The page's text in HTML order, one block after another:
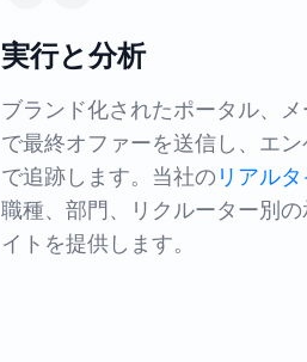
実行と分析
ブランド化されたポータル、
で最終オファーを送信し、エ
で追跡します。当社の リアル
職種、部門、リクルーター別
イトを提供します。